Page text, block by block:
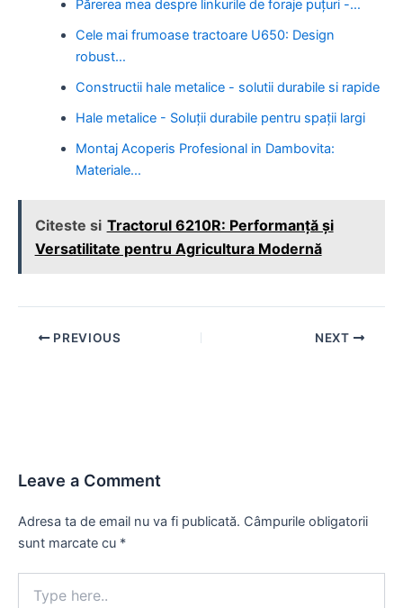
Părerea mea despre linkurile de foraje puțuri -…
Cele mai frumoase tractoare U650: Design
robust…
Constructii hale metalice - solutii durabile si rapide
Hale metalice - Soluții durabile pentru spații largi
Montaj Acoperis Profesional in Dambovita:
Materiale…
Citeste si Tractorul 6210R: Performanță și
Versatilitate pentru Agricultura Modernă
Post PREVIOUS NEXT
Leave a Comment
Adresa ta de email nu va fi publicată. Câmpurile obligatorii
sunt marcate cu *
here..